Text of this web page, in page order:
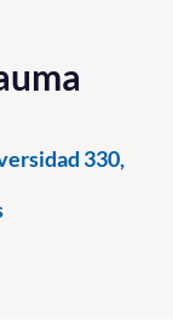
330,